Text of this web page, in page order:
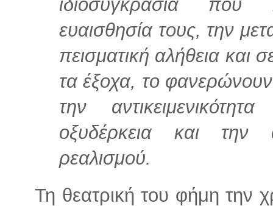
ιδιοσυγκρασία
ευαισθησία τους, την
πεισματική αλήθεια και
τα έξοχα, το
την
οξυδέρκεια και την
ρεαλισμού.
Τη θεατρική του φήμη την